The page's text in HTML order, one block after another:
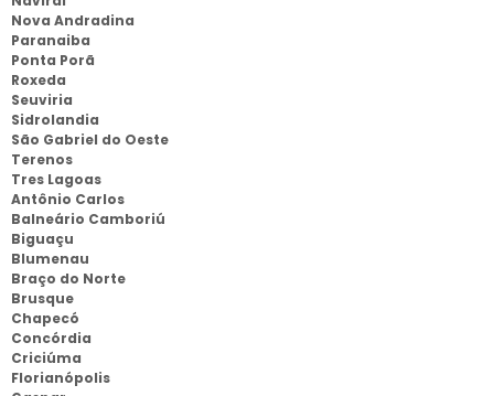
Nova Andradina
Paranaiba
Ponta Porã
Roxeda
Seuviria
Sidrolandia
São Gabriel do Oeste
Terenos
Tres Lagoas
Antônio Carlos
Balneário Camboriú
Biguaçu
Blumenau
Braço do Norte
Brusque
Chapecó
Concórdia
Criciúma
Florianópolis